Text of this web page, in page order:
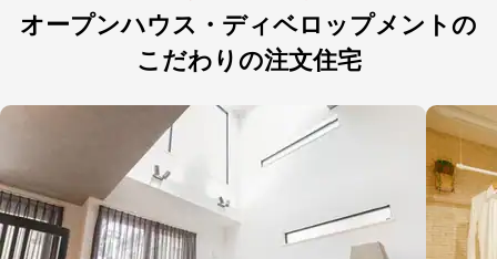
オープンハウス・ディベロップメントの
こだわりの注文住宅